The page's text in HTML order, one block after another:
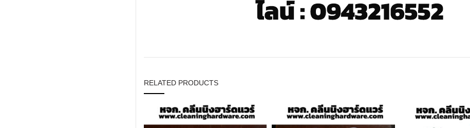
RELATED PRODUCTS